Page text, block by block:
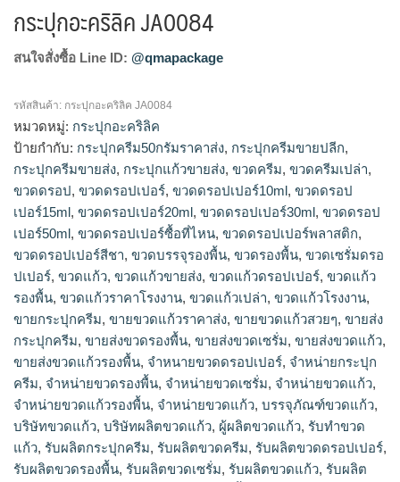
กระปุกอะคริลิค JA0084
สนใจสั่งซื้อ Line ID: @qmapackage
รหัสสินค้า: กระปุกอะคริลิค JA0084
หมวดหมู่: กระปุกอะคริลิค
ป้ายกำกับ: กระปุกครีม50กรัมราคาส่ง, กระปุกครีมขายปลีก,
กระปุกครีมขายส่ง, กระปุกแก้วขายส่ง, ขวดครีม, ขวดครีมเปล่า,
ขวดดรอป, ขวดดรอปเปอร์, ขวดดรอปเปอร์10ml, ขวดดรอป
เปอร์15ml, ขวดดรอปเปอร์20ml, ขวดดรอปเปอร์30ml, ขวดดรอป
เปอร์50ml, ขวดดรอปเปอร์ซื้อที่ไหน, ขวดดรอปเปอร์พลาสติก,
ขวดดรอปเปอร์สีชา, ขวดบรรจุรองพื้น, ขวดรองพื้น, ขวดเซรั่มดรอ
ปเปอร์, ขวดแก้ว, ขวดแก้วขายส่ง, ขวดแก้วดรอปเปอร์, ขวดแก้ว
รองพื้น, ขวดแก้วราคาโรงงาน, ขวดแก้วเปล่า, ขวดแก้วโรงงาน,
ขายกระปุกครีม, ขายขวดแก้วราคาส่ง, ขายขวดแก้วสวยๆ, ขายส่ง
กระปุกครีม, ขายส่งขวดรองพื้น, ขายส่งขวดเซรั่ม, ขายส่งขวดแก้ว,
ขายส่งขวดแก้วรองพื้น, จำหนายขวดดรอปเปอร์, จำหน่ายกระปุก
ครีม, จำหน่ายขวดรองพื้น, จำหน่ายขวดเซรั่ม, จำหน่ายขวดแก้ว,
จำหน่ายขวดแก้วรองพื้น, จําหน่ายขวดแก้ว, บรรจุภัณฑ์ขวดแก้ว,
บริษัทขวดแก้ว, บริษัทผลิตขวดแก้ว, ผู้ผลิตขวดแก้ว, รับทำขวด
แก้ว, รับผลิตกระปุกครีม, รับผลิตขวดครีม, รับผลิตขวดดรอปเปอร์,
รับผลิตขวดรองพื้น, รับผลิตขวดเซรั่ม, รับผลิตขวดแก้ว, รับผลิต